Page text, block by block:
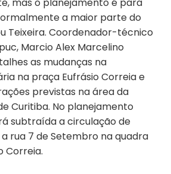
a maior parte do
Teixeira. Coordenador-técnico
Marcio Alex Marcelino
as mudanças na
na praça Eufrásio Correia e
previstas na área da
Curitiba. No planejamento
subtraída a circulação de
rua 7 de Setembro na quadra
Correia.